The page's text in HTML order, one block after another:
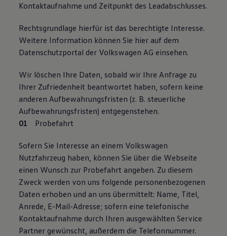
Kontaktaufnahme und Zeitpunkt des Leadabschlusses.
Rechtsgrundlage hierfür ist das berechtigte Interesse.
Weitere Information können Sie hier auf dem
Datenschutzportal der Volkswagen AG einsehen.
Wir löschen Ihre Daten, sobald wir Ihre Anfrage zu
Ihrer Zufriedenheit beantwortet haben, sofern keine
anderen Aufbewahrungsfristen (z. B. steuerliche
Aufbewahrungsfristen) entgegenstehen.
Probefahrt
Sofern Sie Interesse an einem Volkswagen
Nutzfahrzeug haben, können Sie über die Webseite
einen Wunsch zur Probefahrt angeben. Zu diesem
Zweck werden von uns folgende personenbezogenen
Daten erhoben und an uns übermittelt: Name, Titel,
Anrede, E-Mail-Adresse; sofern eine telefonische
Kontaktaufnahme durch Ihren ausgewählten Service
Partner gewünscht, außerdem die Telefonnummer.